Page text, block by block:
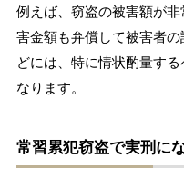
例えば、窃盗の被害額が
害金額も弁償して被害者
どには、特に情状酌量す
なります。
常習累犯窃盗で実刑に